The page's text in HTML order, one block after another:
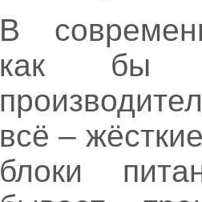
В
как бы
всё –
блоки